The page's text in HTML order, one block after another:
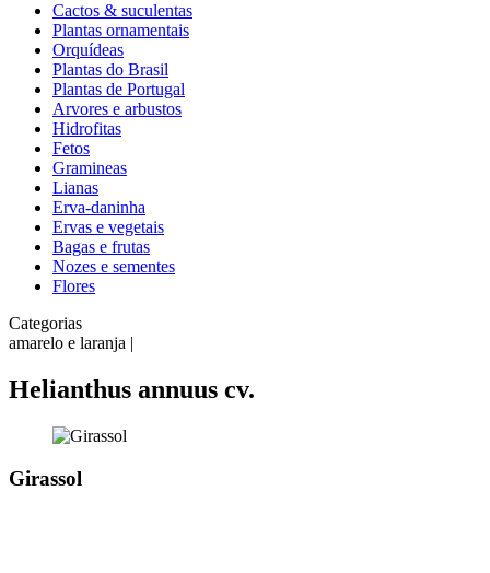
Cactos & suculentas
Plantas ornamentais
Orquídeas
Plantas do Brasil
Plantas de Portugal
Arvores e arbustos
Hidrofitas
Fetos
Gramineas
Lianas
Erva-daninha
Ervas e vegetais
Bagas e frutas
Nozes e sementes
Flores
Categorias
amarelo e laranja |
Helianthus annuus cv.
Girassol